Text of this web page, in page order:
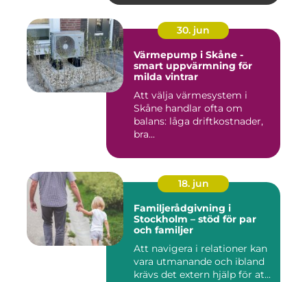
30. jun
Värmepump i Skåne -
smart uppvärmning för
milda vintrar
Att välja värmesystem i
Skåne handlar ofta om
balans: låga driftkostnader,
bra...
18. jun
Familjerådgivning i
Stockholm – stöd för par
och familjer
Att navigera i relationer kan
vara utmanande och ibland
krävs det extern hjälp för at...